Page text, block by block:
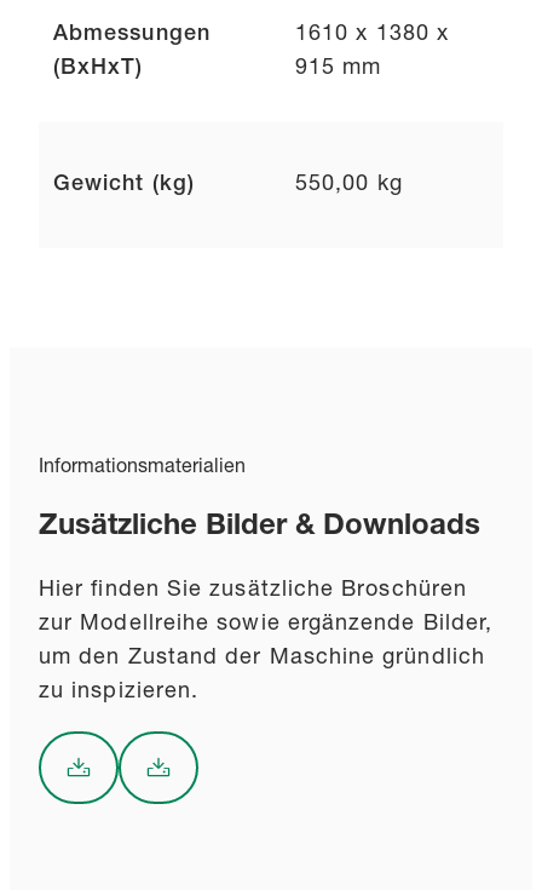
Abmessungen
(BxHxT)
1610 x 1380 x
915 mm
Gewicht (kg) 550,00 kg
Informationsmaterialien
Zusätzliche Bilder & Downloads
Hier finden Sie zusätzliche Broschüren
zur Modellreihe sowie ergänzende Bilder,
um den Zustand der Maschine gründlich
zu inspizieren.